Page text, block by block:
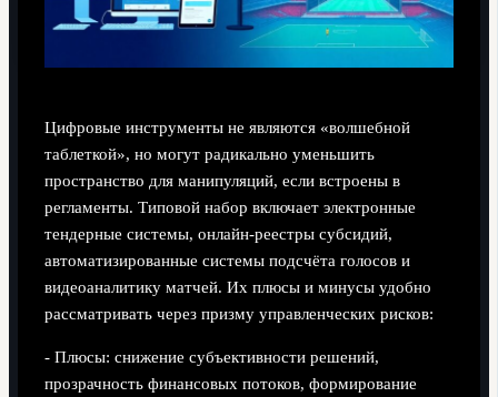
Цифровые инструменты не являются «волшебной
таблеткой», но могут радикально уменьшить
пространство для манипуляций, если встроены в
регламенты. Типовой набор включает электронные
тендерные системы, онлайн‑реестры субсидий,
автоматизированные системы подсчёта голосов и
видеоаналитику матчей. Их плюсы и минусы удобно
рассматривать через призму управленческих рисков:
- Плюсы: снижение субъективности решений,
прозрачность финансовых потоков, формирование